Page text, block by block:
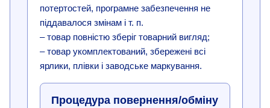
потертостей, програмне забезпечення не
піддавалося змінам і т. п.
– товар повністю зберіг товарний вигляд;
– товар укомплектований, збережені всі
ярлики, плівки і заводське маркування.
Процедура повернення/обміну